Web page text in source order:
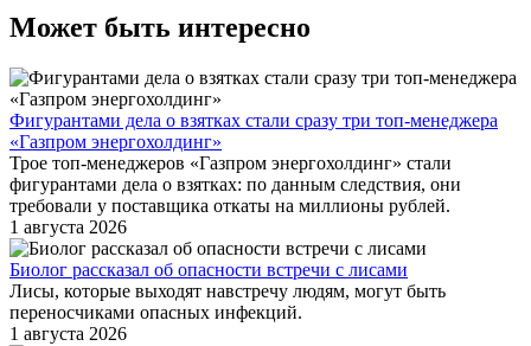
Может быть интересно
Фигурантами дела о взятках стали сразу три топ-менеджера
«Газпром энергохолдинг»
Трое топ-менеджеров «Газпром энергохолдинг» стали
фигурантами дела о взятках: по данным следствия, они
требовали у поставщика откаты на миллионы рублей.
1 августа 2026
Биолог рассказал об опасности встречи с лисами
Лисы, которые выходят навстречу людям, могут быть
переносчиками опасных инфекций.
1 августа 2026